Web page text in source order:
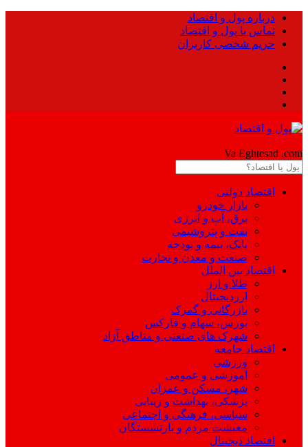
درباره پول و اقتصاد
تماس با پول و اقتصاد
حریم شخصی کاربران
Va Eghtesad .com
اقتصاد دولتی
بازار خودرو
برق، آب و انرژی
نفت و پتروشیمی
بانک، بیمه و بودجه
صنعت و معدن و تجارت
اقتصاد بین الملل
طلا و ارز
ارزدیجیتال
بازرگانی و گمرک
بورس، سهام و فارکس
شهرک های صنعتی و مناطق آزاد
اقتصاد جامعه
ورزشی
آموزشی و عمومی
شهر، مسکن و عمران
پزشکی، بهداشت و زیبایی
سیاسی، فرهنگی و اجتماعی
معیشت مردم و بازنشستگان
اقتصاد دیجیتال